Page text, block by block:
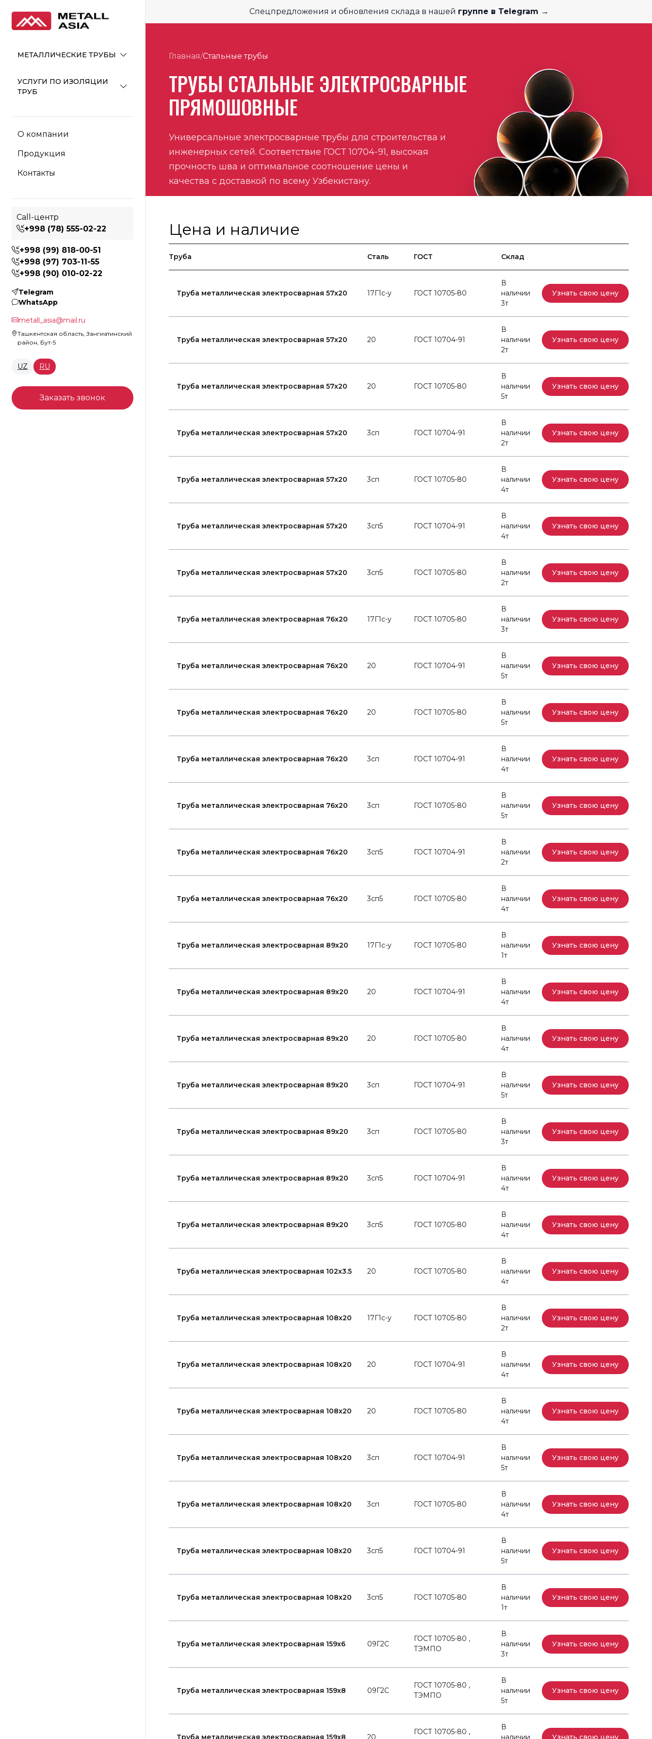
МЕТАЛЛИЧЕСКИЕ ТРУБЫ
УСЛУГИ ПО ИЗОЛЯЦИИ
ТРУБ
О компании
Продукция
Контакты
Call-центр
+998 (78) 555-02-22
+998 (99) 818-00-51
+998 (97) 703-11-55
+998 (90) 010-02-22
Telegram
WhatsApp
metall_asia@mail.ru
Ташкентская область, Зангиатинский
район, Бут-5
UZ RU
Заказать звонок
Спецпредложения и обновления склада в нашей группе в Telegram →
Главная/Стальные трубы
ТРУБЫ СТАЛЬНЫЕ ЭЛЕКТРОСВАРНЫЕ
ПРЯМОШОВНЫЕ
Универсальные электросварные трубы для строительства и
инженерных сетей. Соответствие ГОСТ 10704-91, высокая
прочность шва и оптимальное соотношение цены и
качества с доставкой по всему Узбекистану.
Цена и наличие
Труба Сталь ГОСТ Склад
Труба металлическая электросварная 57x20 17Г1с-у ГОСТ 10705-80
В
наличии
3т
Узнать свою цену
Труба металлическая электросварная 57x20 20 ГОСТ 10704-91
В
наличии
2т
Узнать свою цену
Труба металлическая электросварная 57x20 20 ГОСТ 10705-80
В
наличии
5т
Узнать свою цену
Труба металлическая электросварная 57x20 3сп ГОСТ 10704-91
В
наличии
2т
Узнать свою цену
Труба металлическая электросварная 57x20 3сп ГОСТ 10705-80
В
наличии
4т
Узнать свою цену
Труба металлическая электросварная 57x20 3сп5 ГОСТ 10704-91
В
наличии
4т
Узнать свою цену
Труба металлическая электросварная 57x20 3сп5 ГОСТ 10705-80
В
наличии
2т
Узнать свою цену
Труба металлическая электросварная 76x20 17Г1с-у ГОСТ 10705-80
В
наличии
3т
Узнать свою цену
Труба металлическая электросварная 76x20 20 ГОСТ 10704-91
В
наличии
5т
Узнать свою цену
Труба металлическая электросварная 76x20 20 ГОСТ 10705-80
В
наличии
5т
Узнать свою цену
Труба металлическая электросварная 76x20 3сп ГОСТ 10704-91
В
наличии
4т
Узнать свою цену
Труба металлическая электросварная 76x20 3сп ГОСТ 10705-80
В
наличии
5т
Узнать свою цену
Труба металлическая электросварная 76x20 3сп5 ГОСТ 10704-91
В
наличии
2т
Узнать свою цену
Труба металлическая электросварная 76x20 3сп5 ГОСТ 10705-80
В
наличии
4т
Узнать свою цену
Труба металлическая электросварная 89x20 17Г1с-у ГОСТ 10705-80
В
наличии
1т
Узнать свою цену
Труба металлическая электросварная 89x20 20 ГОСТ 10704-91
В
наличии
4т
Узнать свою цену
Труба металлическая электросварная 89x20 20 ГОСТ 10705-80
В
наличии
4т
Узнать свою цену
Труба металлическая электросварная 89x20 3сп ГОСТ 10704-91
В
наличии
5т
Узнать свою цену
Труба металлическая электросварная 89x20 3сп ГОСТ 10705-80
В
наличии
3т
Узнать свою цену
Труба металлическая электросварная 89x20 3сп5 ГОСТ 10704-91
В
наличии
4т
Узнать свою цену
Труба металлическая электросварная 89x20 3сп5 ГОСТ 10705-80
В
наличии
4т
Узнать свою цену
Труба металлическая электросварная 102x3.5 20 ГОСТ 10705-80
В
наличии
4т
Узнать свою цену
Труба металлическая электросварная 108x20 17Г1с-у ГОСТ 10705-80
В
наличии
2т
Узнать свою цену
Труба металлическая электросварная 108x20 20 ГОСТ 10704-91
В
наличии
4т
Узнать свою цену
Труба металлическая электросварная 108x20 20 ГОСТ 10705-80
В
наличии
4т
Узнать свою цену
Труба металлическая электросварная 108x20 3сп ГОСТ 10704-91
В
наличии
5т
Узнать свою цену
Труба металлическая электросварная 108x20 3сп ГОСТ 10705-80
В
наличии
4т
Узнать свою цену
Труба металлическая электросварная 108x20 3сп5 ГОСТ 10704-91
В
наличии
5т
Узнать свою цену
Труба металлическая электросварная 108x20 3сп5 ГОСТ 10705-80
В
наличии
1т
Узнать свою цену
Труба металлическая электросварная 159x6 09Г2С
ГОСТ 10705-80 ,
ТЭМПО
В
наличии
3т
Узнать свою цену
Труба металлическая электросварная 159x8 09Г2С
ГОСТ 10705-80 ,
ТЭМПО
В
наличии
5т
Узнать свою цену
Труба металлическая электросварная 159x8 20
ГОСТ 10705-80 ,
В
наличии
Узнать свою цену